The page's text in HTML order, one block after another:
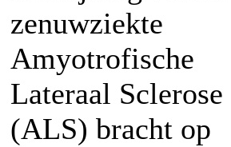
zenuwziekte
Amyotrofische
Lateraal Sclerose
(ALS) bracht op